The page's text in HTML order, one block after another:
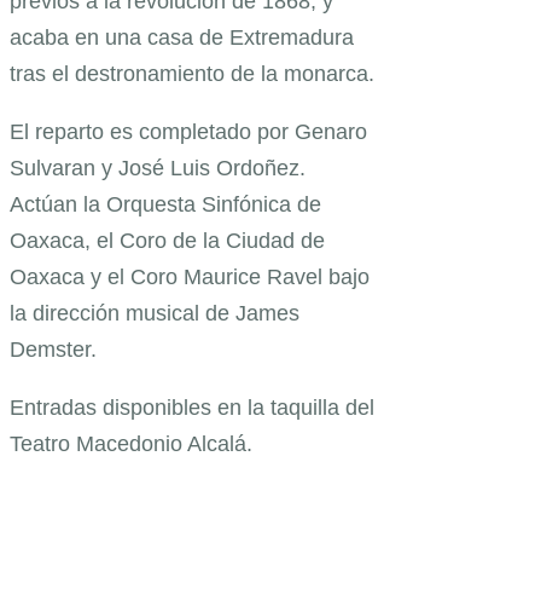
acaba en una casa de Extremadura
tras el destronamiento de la monarca.
El reparto es completado por Genaro
Sulvaran y José Luis Ordoñez.
Actúan la Orquesta Sinfónica de
Oaxaca, el Coro de la Ciudad de
Oaxaca y el Coro Maurice Ravel bajo
la dirección musical de James
Demster.
Entradas disponibles en la taquilla del
Teatro Macedonio Alcalá.